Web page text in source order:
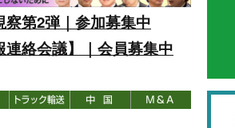
第2弾｜参加募集中
絡会議】｜会員募集中